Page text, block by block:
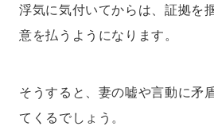
浮気に気付いてからは、証拠を
意を払うようになります。
そうすると、妻の嘘や言動に矛
てくるでしょう。